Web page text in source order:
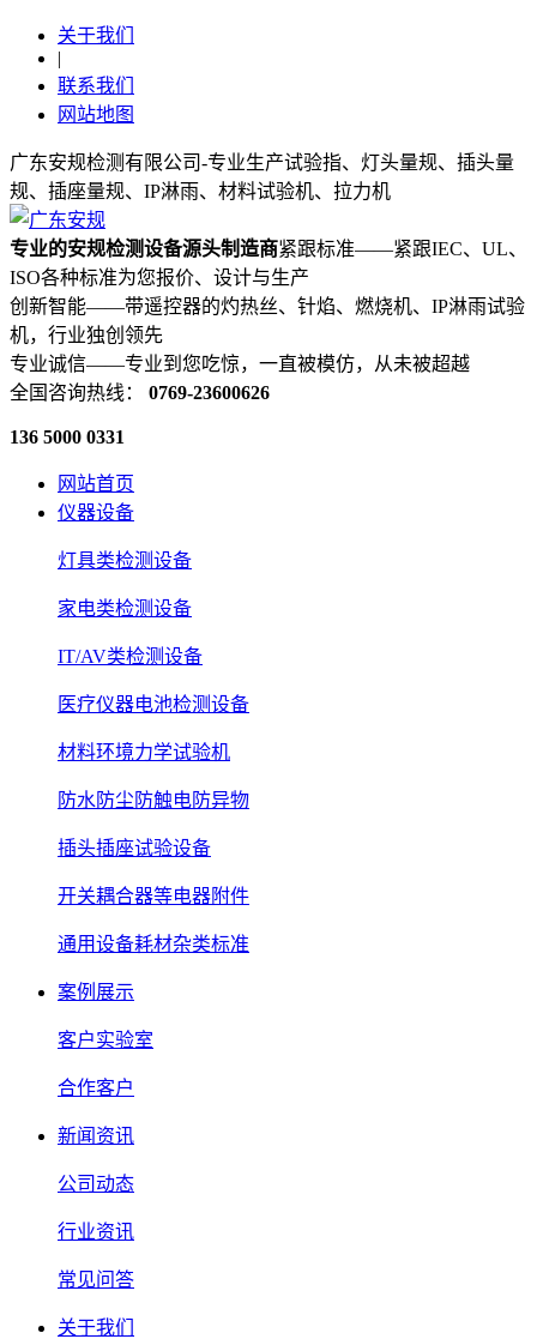
关于我们
|
联系我们
网站地图
广东安规检测有限公司-专业生产试验指、灯头量规、插头量
规、插座量规、IP淋雨、材料试验机、拉力机
专业的安规检测设备源头制造商紧跟标准——紧跟IEC、UL、
ISO各种标准为您报价、设计与生产
创新智能——带遥控器的灼热丝、针焰、燃烧机、IP淋雨试验
机，行业独创领先
专业诚信——专业到您吃惊，一直被模仿，从未被超越
全国咨询热线： 0769-23600626
136 5000 0331
网站首页
仪器设备
灯具类检测设备
家电类检测设备
IT/AV类检测设备
医疗仪器电池检测设备
材料环境力学试验机
防水防尘防触电防异物
插头插座试验设备
开关耦合器等电器附件
通用设备耗材杂类标准
案例展示
客户实验室
合作客户
新闻资讯
公司动态
行业资讯
常见问答
关于我们